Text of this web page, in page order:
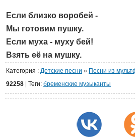
Если близко воробей -
Мы готовим пушку.
Если муха - муху бей!
Взять её на мушку.
Категория : Детские песни » Песни из
92258 | Теги: бременские музыканты